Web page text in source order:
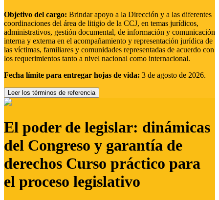
Objetivo del cargo: Brindar apoyo a la Dirección y a las diferentes
coordinaciones del área de litigio de la CCJ, en temas jurídicos,
administrativos, gestión documental, de información y comunicación
interna y externa en el acompañamiento y representación jurídica de
las víctimas, familiares y comunidades representadas de acuerdo con
los requerimientos tanto a nivel nacional como internacional.
Fecha límite para entregar hojas de vida: 3 de agosto de 2026.
Leer los términos de referencia
El poder de legislar: dinámicas
del Congreso y garantía de
derechos Curso práctico para
el proceso legislativo